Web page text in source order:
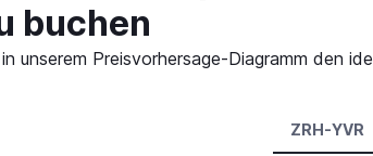
buchen
unserem Preisvorhersage-Diagramm den
ZRH-YVR